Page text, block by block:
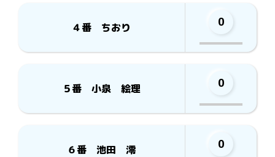
４番 ちおり 0
５番 小泉 絵理 0
６番 池田 澪 0